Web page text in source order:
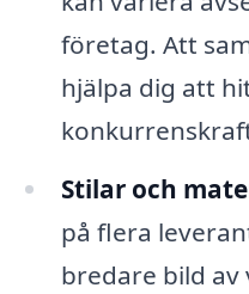
företag. Att
hjälpa dig att
Stilar och
på flera
bredare bild av